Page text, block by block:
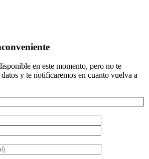
en este momento, pero no te
y te notificaremos en cuanto vuelva a